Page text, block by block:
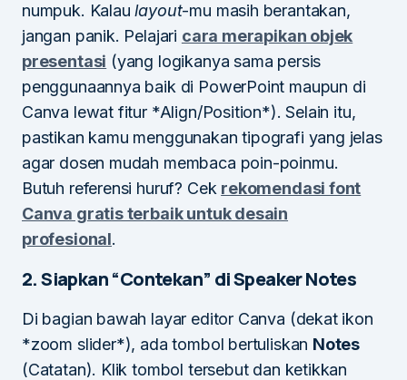
numpuk. Kalaulayout-mu masih berantakan,
jangan panik. Pelajari cara merapikan objek
presentasi (yang logikanya sama persis
penggunaannya baik di PowerPoint maupun di
Canva lewat fitur *Align/Position*). Selain itu,
pastikan kamu menggunakan tipografi yang jelas
agar dosen mudah membaca poin-poinmu.
Butuh referensi huruf? Cek rekomendasi font
Canva gratis terbaik untuk desain
profesional.
2. Siapkan “Contekan” di Speaker Notes
Di bagian bawah layar editor Canva (dekat ikon
*zoom slider*), ada tombol bertuliskan Notes
(Catatan). Klik tombol tersebut dan ketikkan